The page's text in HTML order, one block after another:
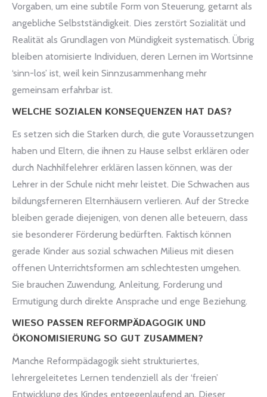
Vorgaben, um eine subtile Form von Steuerung, getarnt als
angebliche Selbstständigkeit. Dies zerstört Sozialität und
Realität als Grundlagen von Mündigkeit systematisch. Übrig
bleiben atomisierte Individuen, deren Lernen im Wortsinne
‘sinn-los’ ist, weil kein Sinnzusammenhang mehr
gemeinsam erfahrbar ist.
WELCHE SOZIALEN KONSEQUENZEN HAT DAS?
Es setzen sich die Starken durch, die gute Voraussetzungen
haben und Eltern, die ihnen zu Hause selbst erklären oder
durch Nachhilfelehrer erklären lassen können, was der
Lehrer in der Schule nicht mehr leistet. Die Schwachen aus
bildungsferneren Elternhäusern verlieren. Auf der Strecke
bleiben gerade diejenigen, von denen alle beteuern, dass
sie besonderer Förderung bedürften. Faktisch können
gerade Kinder aus sozial schwachen Milieus mit diesen
offenen Unterrichtsformen am schlechtesten umgehen.
Sie brauchen Zuwendung, Anleitung, Forderung und
Ermutigung durch direkte Ansprache und enge Beziehung.
WIESO PASSEN REFORMPÄDAGOGIK UND
ÖKONOMISIERUNG SO GUT ZUSAMMEN?
Manche Reformpädagogik sieht strukturiertes,
lehrergeleitetes Lernen tendenziell als der ‘freien’
Entwicklung des Kindes entgegenlaufend an. Dieser